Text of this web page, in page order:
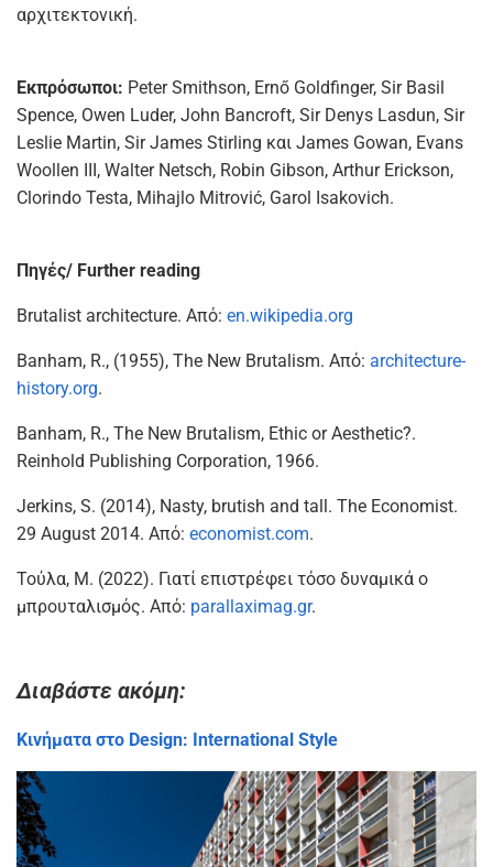
αρχιτεκτονική.
Εκπρόσωποι: Peter Smithson, Ernő Goldfinger, Sir Basil
Spence, Owen Luder, John Bancroft, Sir Denys Lasdun, Sir
Leslie Martin, Sir James Stirling και James Gowan, Evans
Woollen III, Walter Netsch, Robin Gibson, Arthur Erickson,
Clorindo Testa, Mihajlo Mitrović, Garol Isakovich.
Πηγές/ Further reading
Brutalist architecture. Από: en.wikipedia.org
Banham, R., (1955), The New Brutalism. Από: architecture-
history.org.
Βanham, R., The New Brutalism, Ethic or Aesthetic?.
Reinhold Publishing Corporation, 1966.
Jerkins, S. (2014), Nasty, brutish and tall. The Economist.
29 August 2014. Aπό: economist.com.
Τούλα, Μ. (2022). Γιατί επιστρέφει τόσο δυναμικά ο
μπρουταλισμός. Από: parallaximag.gr.
Διαβάστε ακόμη:
Κινήματα στο Design: International Style